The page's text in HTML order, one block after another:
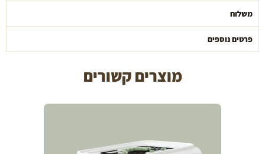
vets
משלוח
פרטים נוספים
מוצרים קשורים